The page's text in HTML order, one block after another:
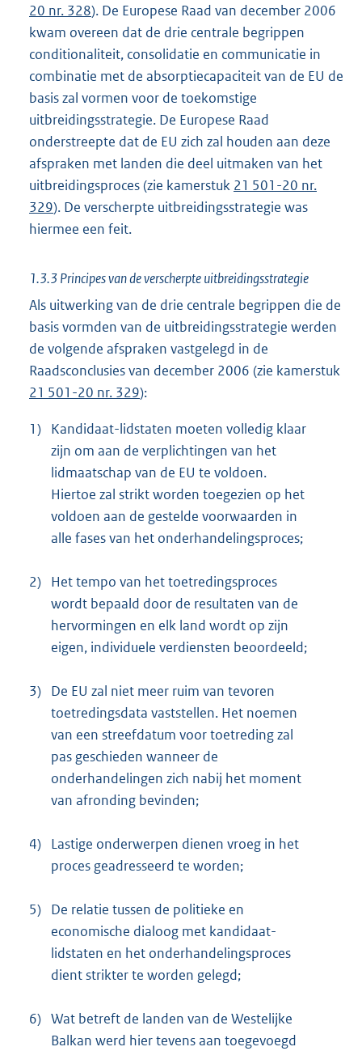
20 nr. 328). De Europese Raad van december 2006
kwam overeen dat de drie centrale begrippen
conditionaliteit, consolidatie en communicatie in
combinatie met de absorptiecapaciteit van de EU de
basis zal vormen voor de toekomstige
uitbreidingsstrategie. De Europese Raad
onderstreepte dat de EU zich zal houden aan deze
afspraken met landen die deel uitmaken van het
uitbreidingsproces (zie kamerstuk 21 501-20 nr.
329). De verscherpte uitbreidingsstrategie was
hiermee een feit.
1.3.3 Principes van de verscherpte uitbreidingsstrategie
Als uitwerking van de drie centrale begrippen die de
basis vormden van de uitbreidingsstrategie werden
de volgende afspraken vastgelegd in de
Raadsconclusies van december 2006 (zie kamerstuk
21 501-20 nr. 329):
1) Kandidaat-lidstaten moeten volledig klaar
zijn om aan de verplichtingen van het
lidmaatschap van de EU te voldoen.
Hiertoe zal strikt worden toegezien op het
voldoen aan de gestelde voorwaarden in
alle fases van het onderhandelingsproces;
2) Het tempo van het toetredingsproces
wordt bepaald door de resultaten van de
hervormingen en elk land wordt op zijn
eigen, individuele verdiensten beoordeeld;
3) De EU zal niet meer ruim van tevoren
toetredingsdata vaststellen. Het noemen
van een streefdatum voor toetreding zal
pas geschieden wanneer de
onderhandelingen zich nabij het moment
van afronding bevinden;
4) Lastige onderwerpen dienen vroeg in het
proces geadresseerd te worden;
5) De relatie tussen de politieke en
economische dialoog met kandidaat-
lidstaten en het onderhandelingsproces
dient strikter te worden gelegd;
6) Wat betreft de landen van de Westelijke
Balkan werd hier tevens aan toegevoegd